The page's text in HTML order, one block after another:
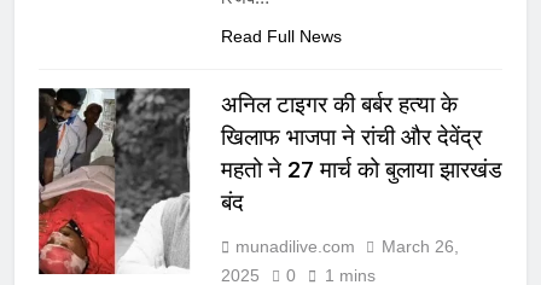
Read Full News
अनिल टाइगर की बर्बर हत्या के
खिलाफ भाजपा ने रांची और देवेंद्र
महतो ने 27 मार्च को बुलाया झारखंड
बंद
munadilive.com
March 26,
2025
0 1 mins